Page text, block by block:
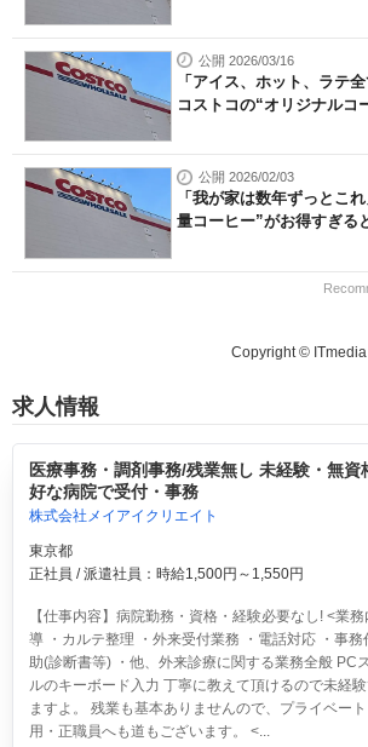
公開 2026/03/16
「アイス、ホット、ラテ
コストコの“オリジナルコ
公開 2026/02/03
「我が家は数年ずっとこ
量コーヒー”がお得すぎ
Copyright ©
求人情報
医療事務・調剤事務/残業無し 未経験・無資
好な病院で受付・事務
株式会社メイアイクリエイト
東京都
正社員 / 派遣社員：時給1,500円～1,550円
【仕事内容】病院勤務・資格・経験必要なし! <業
導 ・カルテ整理 ・外来受付業務 ・電話対応 ・事
助(診断書等) ・他、外来診療に関する業務全般 PC
ルのキーボード入力 丁寧に教えて頂けるので未経
ますよ。 残業も基本ありませんので、プライベー
用・正職員へも道もございます。 <...